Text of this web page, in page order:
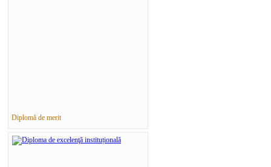
Diplomă de merit